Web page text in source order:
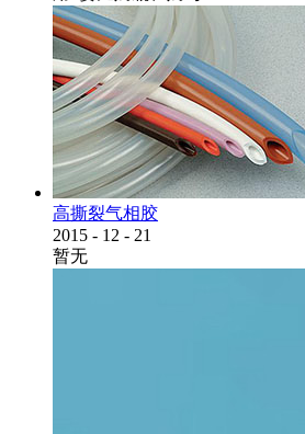
高撕裂气相胶
2015 - 12 - 21
暂无